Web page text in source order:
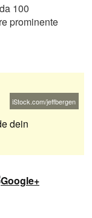
100
prominente
iStock.com/jeffbergen
dein